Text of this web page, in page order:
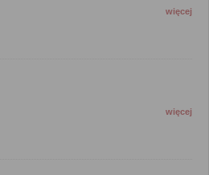
więcej
więcej